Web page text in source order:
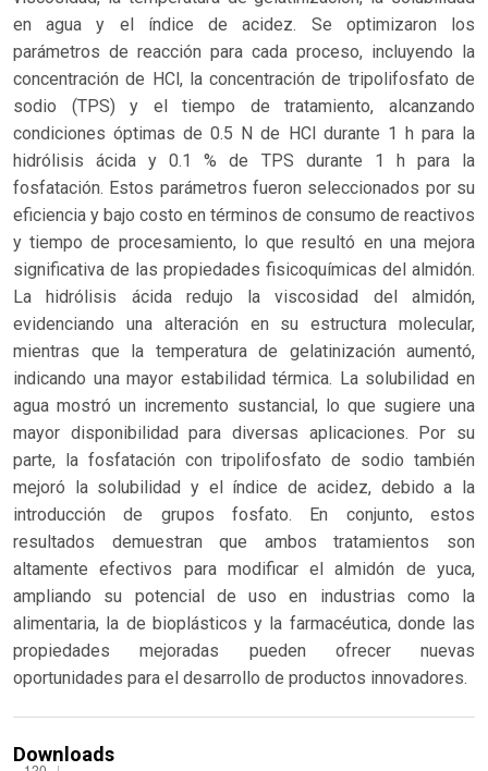
en agua y el índice de acidez. Se optimizaron los
parámetros de reacción para cada proceso, incluyendo la
concentración de HCl, la concentración de tripolifosfato de
sodio (TPS) y el tiempo de tratamiento, alcanzando
condiciones óptimas de 0.5 N de HCl durante 1 h para la
hidrólisis ácida y 0.1 % de TPS durante 1 h para la
fosfatación. Estos parámetros fueron seleccionados por su
eficiencia y bajo costo en términos de consumo de reactivos
y tiempo de procesamiento, lo que resultó en una mejora
significativa de las propiedades fisicoquímicas del almidón.
La hidrólisis ácida redujo la viscosidad del almidón,
evidenciando una alteración en su estructura molecular,
mientras que la temperatura de gelatinización aumentó,
indicando una mayor estabilidad térmica. La solubilidad en
agua mostró un incremento sustancial, lo que sugiere una
mayor disponibilidad para diversas aplicaciones. Por su
parte, la fosfatación con tripolifosfato de sodio también
mejoró la solubilidad y el índice de acidez, debido a la
introducción de grupos fosfato. En conjunto, estos
resultados demuestran que ambos tratamientos son
altamente efectivos para modificar el almidón de yuca,
ampliando su potencial de uso en industrias como la
alimentaria, la de bioplásticos y la farmacéutica, donde las
propiedades mejoradas pueden ofrecer nuevas
oportunidades para el desarrollo de productos innovadores.
Downloads